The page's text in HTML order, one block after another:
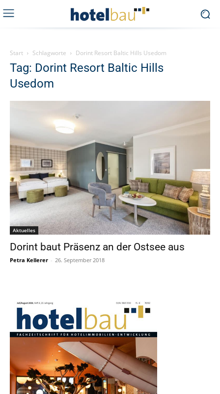
Start Schlagworte Dorint Resort Baltic Hills Usedom
Tag: Dorint Resort Baltic Hills
Usedom
Aktuelles
Dorint baut Präsenz an der Ostsee aus
Petra Kellerer - 26. September 2018